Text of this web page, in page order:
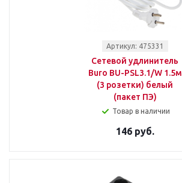
Артикул: 475331
Сетевой удлинитель
Buro BU-PSL3.1/W 1.5м
(3 розетки) белый
(пакет ПЭ)
Товар в наличии
146 руб.